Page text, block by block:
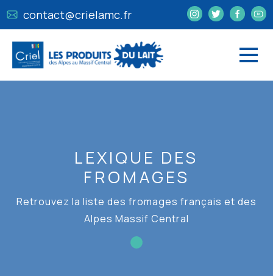
contact@crielamc.fr
LEXIQUE DES
FROMAGES
Retrouvez la liste des fromages français et des
Alpes Massif Central